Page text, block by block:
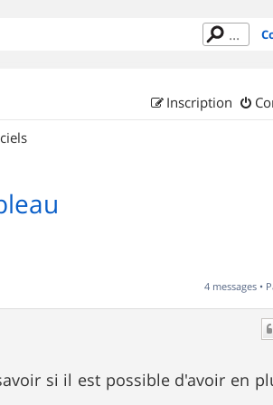
Inscription
4 messages •
si il est possible d'avoir en